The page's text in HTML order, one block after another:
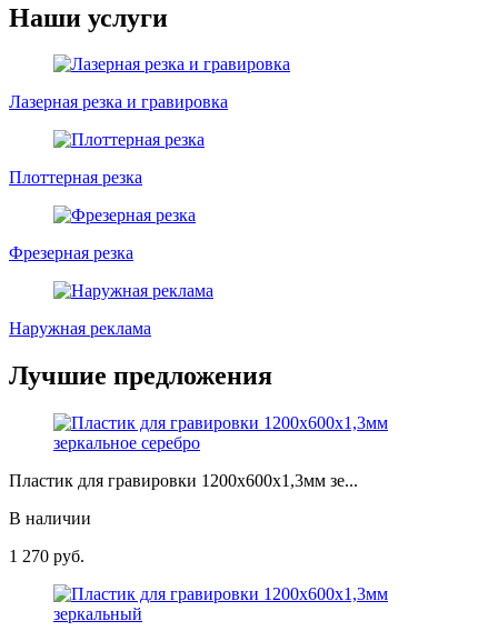
Наши услуги
Лазерная резка и гравировка
Плоттерная резка
Фрезерная резка
Наружная реклама
Лучшие предложения
Пластик для гравировки 1200х600х1,3мм зе...
В наличии
1 270 руб.